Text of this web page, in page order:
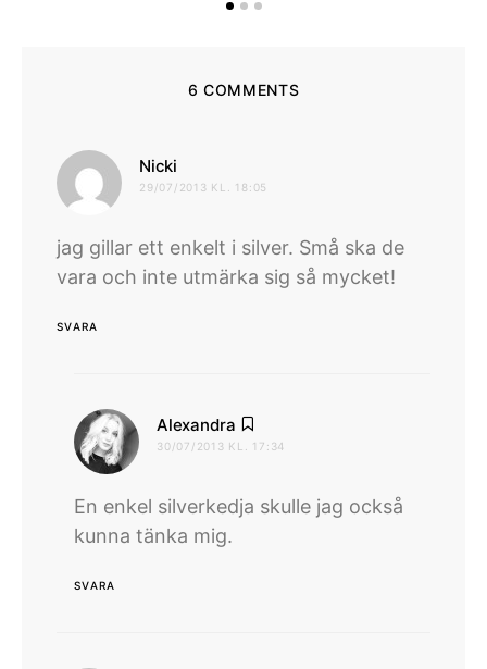
6 COMMENTS
Nicki
29/07/2013 KL. 18:05
jag gillar ett enkelt i silver. Små ska de
vara och inte utmärka sig så mycket!
SVARA
Alexandra
30/07/2013 KL. 17:34
En enkel silverkedja skulle jag också
kunna tänka mig.
SVARA